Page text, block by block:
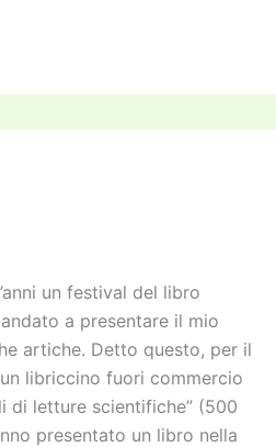
un festival del libro
a presentare il mio
artiche. Detto questo, per il
libriccino fuori commercio
di letture scientifiche” (500
presentato un libro nella